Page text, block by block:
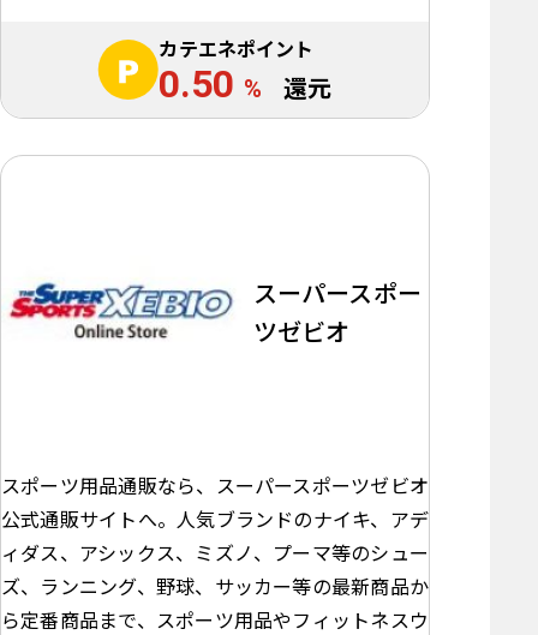
カテエネポイント
0.50 % 還元
スーパースポー
ツゼビオ
スポーツ用品通販なら、スーパースポーツゼビオ
公式通販サイトへ。人気ブランドのナイキ、アデ
ィダス、アシックス、ミズノ、プーマ等のシュー
ズ、ランニング、野球、サッカー等の最新商品か
ら定番商品まで、スポーツ用品やフィットネスウ